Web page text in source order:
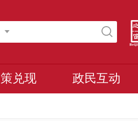
兑现 政民互动